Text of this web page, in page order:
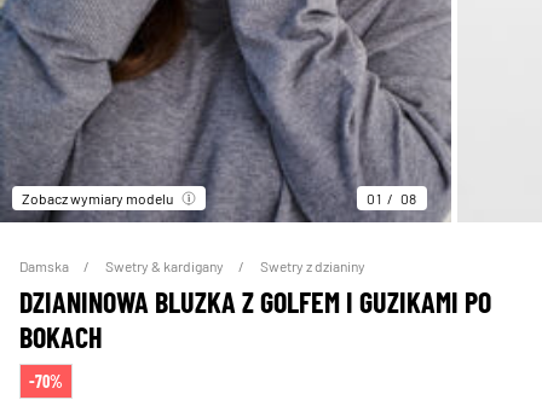
Zobacz wymiary modelu 01 08
Damska Swetry & kardigany Swetry z dzianiny
DZIANINOWA BLUZKA Z GOLFEM I GUZIKAMI PO
BOKACH
-70%